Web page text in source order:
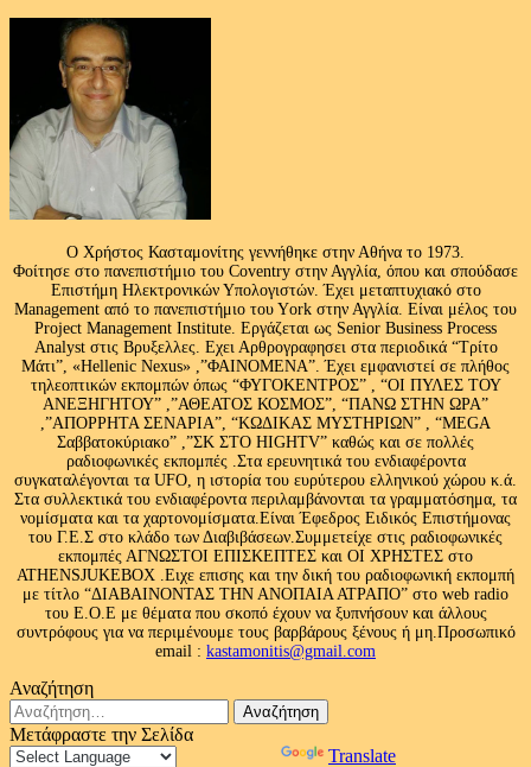
Ο Χρήστος Κασταμονίτης γεννήθηκε στην Αθήνα το 1973.
Φοίτησε στο πανεπιστήμιο του Coventry στην Αγγλία, όπου και σπούδασε
Επιστήμη Ηλεκτρονικών Υπολογιστών. Έχει μεταπτυχιακό στο
Management από το πανεπιστήμιο του Υork στην Αγγλία. Είναι μέλος του
Project Management Institute. Εργάζεται ως Senior Business Process
Analyst στις Βρυξελλες. Εχει Αρθρογραφησει στα περιοδικά “Τρίτο
Μάτι”, «Hellenic Nexus» ,”ΦΑΙΝΟΜΕΝΑ”. Έχει εμφανιστεί σε πλήθος
τηλεοπτικών εκπομπών όπως “ΦΥΓΟΚΕΝΤΡΟΣ” , “ΟΙ ΠΥΛΕΣ ΤΟΥ
ΑΝΕΞΗΓΗΤΟΥ” ,”ΑΘΕΑΤΟΣ ΚΟΣΜΟΣ”, “ΠΑΝΩ ΣΤΗΝ ΩΡΑ”
,”ΑΠΟΡΡΗΤΑ ΣΕΝΑΡΙΑ”, “ΚΩΔΙΚΑΣ ΜΥΣΤΗΡΙΩΝ” , “MEGA
Σαββατοκύριακο” ,”ΣΚ ΣΤΟ HIGHTV” καθώς και σε πολλές
ραδιοφωνικές εκπομπές .Στα ερευνητικά του ενδιαφέροντα
συγκαταλέγονται τα UFO, η ιστορία του ευρύτερου ελληνικού χώρου κ.ά.
Στα συλλεκτικά του ενδιαφέροντα περιλαμβάνονται τα γραμματόσημα, τα
νομίσματα και τα χαρτονομίσματα.Είναι Έφεδρος Ειδικός Επιστήμονας
του Γ.Ε.Σ στο κλάδο των Διαβιβάσεων.Συμμετείχε στις ραδιοφωνικές
εκπομπές ΑΓΝΩΣΤΟΙ ΕΠΙΣΚΕΠΤΕΣ και ΟΙ ΧΡΗΣΤΕΣ στο
ATHENSJUKEBOX .Ειχε επισης και την δική του ραδιοφωνική εκπομπή
με τίτλο “ΔΙΑΒΑΙΝΟΝΤΑΣ ΤΗΝ ΑΝΟΠΑΙΑ ΑΤΡΑΠΟ” στο web radio
του Ε.Ο.Ε με θέματα που σκοπό έχουν να ξυπνήσουν και άλλους
συντρόφους για να περιμένουμε τους βαρβάρους ξένους ή μη.Προσωπικό
email : kastamonitis@gmail.com
Αναζήτηση
Αναζήτηση
για:
Μετάφραστε την Σελίδα
Translate